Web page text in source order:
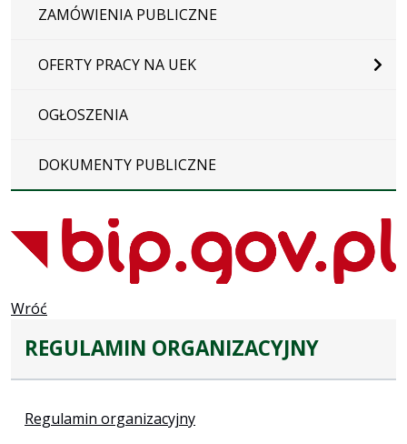
ZAMÓWIENIA PUBLICZNE
OFERTY PRACY NA UEK
OGŁOSZENIA
DOKUMENTY PUBLICZNE
Wróć
REGULAMIN ORGANIZACYJNY
Regulamin organizacyjny